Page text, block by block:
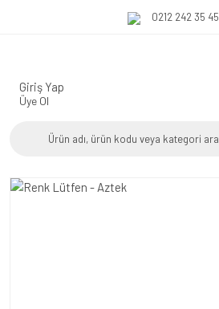
0212 242 35 45
Giriş Yap
Üye Ol